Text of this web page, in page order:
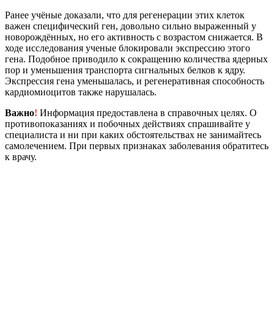
Ранее учёные доказали, что для регенерации этих клеток
важен специфический ген, довольно сильно выраженный у
новорождённых, но его активность с возрастом снижается. В
ходе исследования ученые блокировали экспрессию этого
гена. Подобное приводило к сокращению количества ядерных
пор и уменьшения транспорта сигнальных белков к ядру.
Экспрессия гена уменьшалась, и регенеративная способность
кардиомиоцитов также нарушалась.
Важно! Информация предоставлена в справочных целях. О
противопоказаниях и побочных действиях спрашивайте у
специалиста и ни при каких обстоятельствах не занимайтесь
самолечением. При первых признаках заболевания обратитесь
к врачу.